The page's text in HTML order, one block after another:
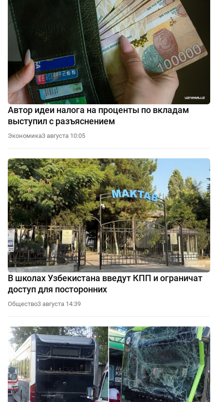
Автор идеи налога на проценты по вкладам
выступил с разъяснением
Экономика3 августа 10:05
В школах Узбекистана введут КПП и ограничат
доступ для посторонних
Общество3 августа 14:39